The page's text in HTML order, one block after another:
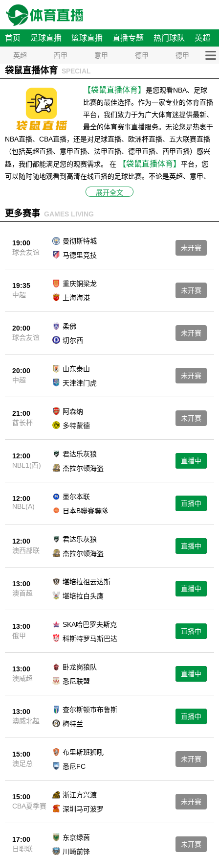
首页 足球直播 篮球直播 直播专题 热门球队 英超
英超 西甲 意甲 德甲 德甲
袋鼠直播体育 SPECIAL
【袋鼠直播体育】是您观看NBA、足球
比赛的最佳选择。作为一家专业的体育直播
平台，我们致力于为广大体育迷提供最新、
最全的体育赛事直播服务。无论您是热衷于
NBA直播、CBA直播，还是对足球直播、欧洲杯直播、五大联赛直播
（包括英超直播、意甲直播、法甲直播、德甲直播、西甲直播）感兴
趣，我们都能满足您的观赛需求。 在
【袋鼠直播体育】 平台，您
可以随时随地观看到高清在线直播的足球比赛。不论是英超、意甲、
法甲、德甲还是西甲，我们都能为您呈现每一场比赛的精彩瞬间，让
等热门赛事的直播服务，确保您不会错过任何一场精彩的比赛。 除了
五大联赛录像回放等体育比赛的录像回放服务。这意味着，即使您错
过了某场比赛的直播，也可以随时通过我们的平台回顾比赛精彩瞬
捷的体育赛事观看体验；无论您是NBA迷还是足球爱好者，我们都能
满足您的观赛需求，让您尽情享受体育的魅力。选择
【袋鼠直播体
育】，就是选择了与全球体育爱好者一同分享激情的机会！
展开全文
更多赛事 GAMES LIVING
19:00
球会友谊
曼彻斯特城
马德里竞技
未开赛
19:35
中超
重庆铜梁龙
上海海港
未开赛
20:00
球会友谊
柔佛
切尔西
未开赛
20:00
中超
山东泰山
天津津门虎
未开赛
21:00
酋长杯
阿森纳
多特蒙德
未开赛
12:00
NBL1(西)
君达乐灰狼
杰拉尔顿海盗
直播中
12:00
NBL(A)
墨尔本联
日本B聯賽聯隊
直播中
12:00
澳西部联
君达乐灰狼
杰拉尔顿海盗
直播中
13:00
澳首超
堪培拉祖云达斯
堪培拉白头鹰
直播中
13:00
俄甲
SKA哈巴罗夫斯克
科斯特罗马斯巴达
直播中
13:00
澳威超
卧龙岗狼队
悉尼联盟
直播中
13:00
澳威北超
查尔斯顿市布鲁斯
梅特兰
直播中
15:00
澳足总
布里斯班狮吼
悉尼FC
未开赛
15:00
CBA夏季赛
浙江方兴渡
深圳马可波罗
未开赛
17:00
日职联
东京绿茵
川崎前锋
未开赛